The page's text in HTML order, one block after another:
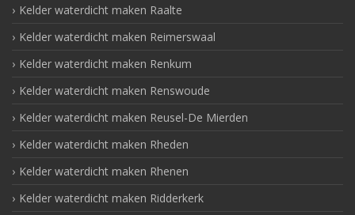
Kelder waterdicht maken Raalte
Kelder waterdicht maken Reimerswaal
Kelder waterdicht maken Renkum
Kelder waterdicht maken Renswoude
Kelder waterdicht maken Reusel-De Mierden
Kelder waterdicht maken Rheden
Kelder waterdicht maken Rhenen
Kelder waterdicht maken Ridderkerk